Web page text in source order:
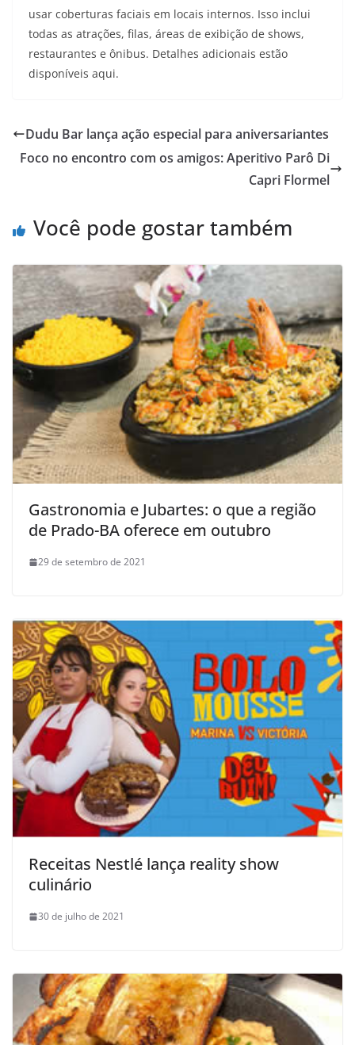
usar coberturas faciais em locais internos. Isso inclui
todas as atrações, filas, áreas de exibição de shows,
restaurantes e ônibus. Detalhes adicionais estão
disponíveis aqui.
Dudu Bar lança ação especial para aniversariantes
Foco no encontro com os amigos: Aperitivo Parô Di
Capri Flormel
Você pode gostar também
Gastronomia e Jubartes: o que a região
de Prado-BA oferece em outubro
29 de setembro de 2021
Receitas Nestlé lança reality show
culinário
30 de julho de 2021